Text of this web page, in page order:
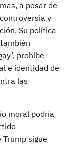
a pesar de
y
Su política
prohíbe
e identidad de
las
moral podría
sigue